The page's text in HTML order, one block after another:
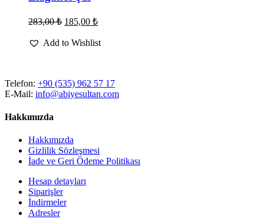
fazla
varyasyonu
var.
ürün
283,00₺ Orijinal
283,00 ₺.
185,00 ₺Şu
fiyat:
Add to Wishlist
Telefon: +90 (535) 962 57 17
E-Mail: info@abiyesultan.com
Hakkımızda
Hakkımızda
Gizlilik Sözleşmesi
İade ve Geri Ödeme Politikası
Hesap detayları
Siparişler
İndirmeler
Adresler